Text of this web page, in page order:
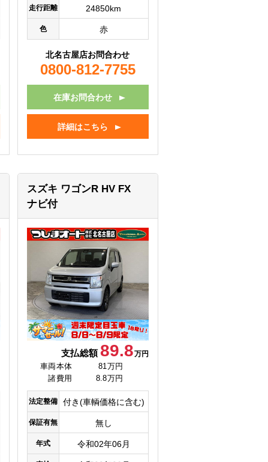
走行距離 24850km
色 赤
北名古屋店お問合わせ
0800-812-7755
在庫お問合わせ
詳細はこちら
スズキ ワゴンR HV FX
ナビ付
支払総額 89.8万円
車両本体
81万円
諸費用
8.8万円
法定整備 付き(車輌価格に含む)
保証有無 無し
年式 令和02年06月